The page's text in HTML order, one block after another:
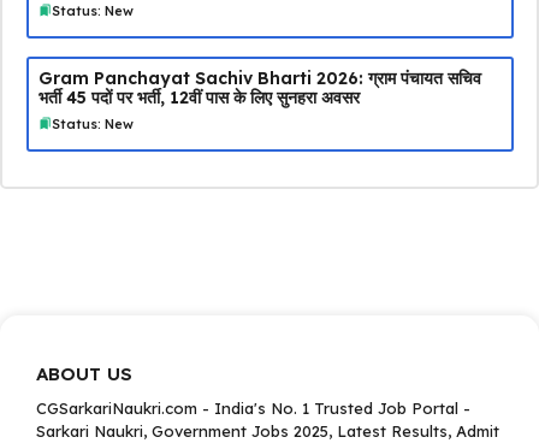
Status: New
Gram Panchayat Sachiv Bharti 2026: ग्राम पंचायत सचिव
भर्ती 45 पदों पर भर्ती, 12वीं पास के लिए सुनहरा अवसर
Status: New
ABOUT US
CGSarkariNaukri.com - India's No. 1 Trusted Job Portal -
Sarkari Naukri, Government Jobs 2025, Latest Results, Admit